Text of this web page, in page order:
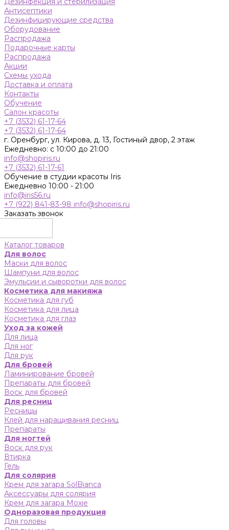
Антисептики
Дезинфицирующие средства
Оборудование
Распродажа
Подарочные карты
Распродажа
Акции
Схемы ухода
Доставка и оплата
Контакты
Обучение
Салон красоты
+7 (3532) 61-17-64
+7 (3532) 61-17-64
г. Оренбург, ул. Кирова, д. 13, Гостиный двор, 2 этаж
Ежедневно: с 10:00 до 21:00
info@shopiris.ru
+7 (3532) 61-17-61
Обучение в студии красоты Iris
Ежедневно 10:00 - 21:00
info@iris56.ru
+7 (922) 841-83-98 info@shopiris.ru
Заказать звонок
Каталог товаров
Для волос
Маски для волос
Шампуни для волос
Эмульсии и сыворотки для волос
Косметика для макияжа
Косметика для губ
Косметика для лица
Косметика для глаз
Уход за кожей
Для лица
Для ног
Для рук
Для бровей
Ламинирование бровей
Препараты для бровей
Воск для бровей
Для ресниц
Ресницы
Клей для наращивания ресниц
Препараты
Для ногтей
Воск для рук
Втирка
Гель
Для солярия
Крем для загара SolBianca
Аксессуары для солярия
Крем для загара Moxie
Одноразовая продукция
Для головы